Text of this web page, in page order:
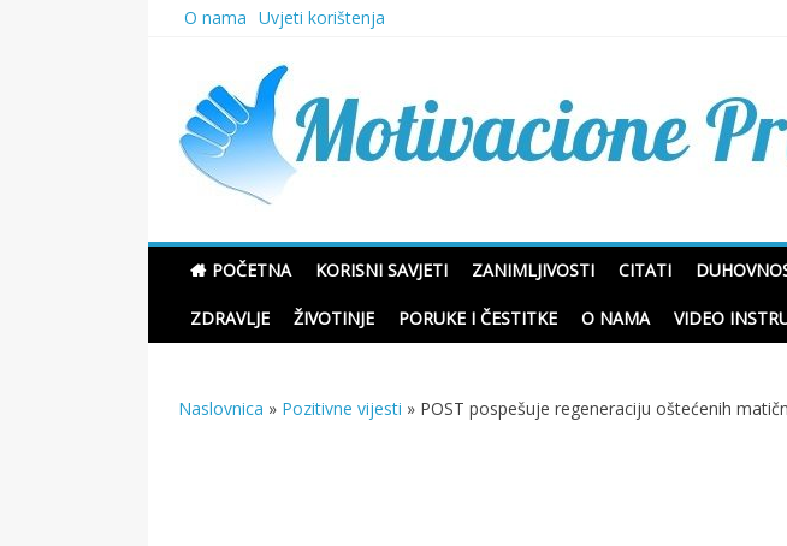
O nama Uvjeti korištenja
Motivacione Priče
POČETNA KORISNI SAVJETI ZANIMLJIVOSTI CITATI
ZDRAVLJE ŽIVOTINJE PORUKE I ČESTITKE O NAMA VIDEO
Naslovnica » Pozitivne vijesti » POST pospešuje regeneraciju oštećenih